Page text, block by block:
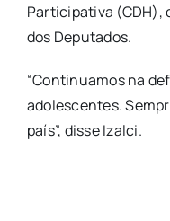
Participativa (CDH),
dos Deputados.
“Continuamos na
adolescentes.
país”, disse Izalci.